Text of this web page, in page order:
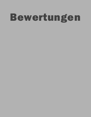
Bewertungen